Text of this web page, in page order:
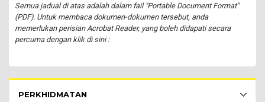
Semua jadual di atas adalah dalam fail "Portable Document Format"
(PDF). Untuk membaca dokumen-dokumen tersebut, anda
memerlukan perisian Acrobat Reader, yang boleh didapati secara
percuma dengan klik di sini :
PERKHIDMATAN